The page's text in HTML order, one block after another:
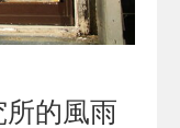
的風雨